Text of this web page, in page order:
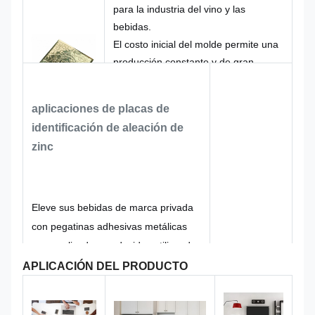
para la industria del vino y las
bebidas.
El costo inicial del molde permite una
producción constante y de gran
grabados. Una vez creado el molde,
se beneficia de pedidos repetidos
comprometidas con la construcción
aplicaciones de placas de
identificación de aleación de
zinc
Eleve sus bebidas de marca privada
con pegatinas adhesivas metálicas
personalizadas producidas utilizando
moldes dedicados. Si bien se aplica
molde, este enfoque garantiza
APLICACIÓN DEL PRODUCTO